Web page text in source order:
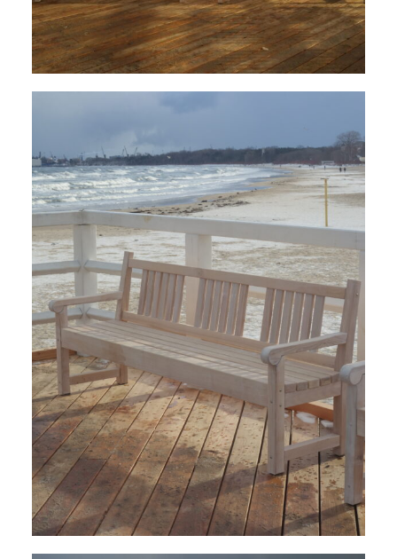
12 lutego 2026
5 min czytania
Autor:Kamil Sulewski